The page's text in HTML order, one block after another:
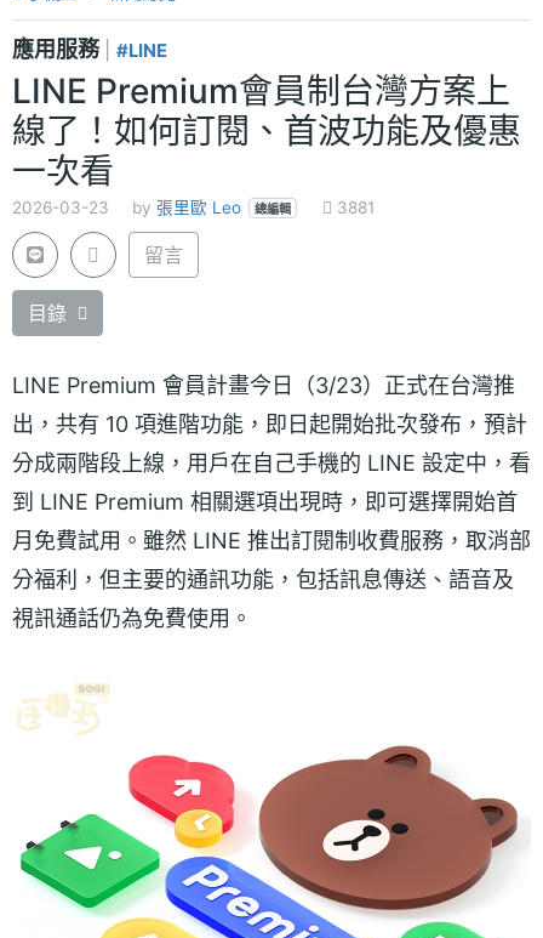
應用服務 #LINE
LINE Premium會員制台灣方案上
線了！如何訂閱、首波功能及優惠
一次看
2026-03-23 by 張里歐 Leo 總編輯 3881
留言
目錄
LINE Premium 會員計畫今日（3/23）正式在台灣推
出，共有 10 項進階功能，即日起開始批次發布，預計
分成兩階段上線，用戶在自己手機的 LINE 設定中，看
到 LINE Premium 相關選項出現時，即可選擇開始首
月免費試用。雖然 LINE 推出訂閱制收費服務，取消部
分福利，但主要的通訊功能，包括訊息傳送、語音及
視訊通話仍為免費使用。